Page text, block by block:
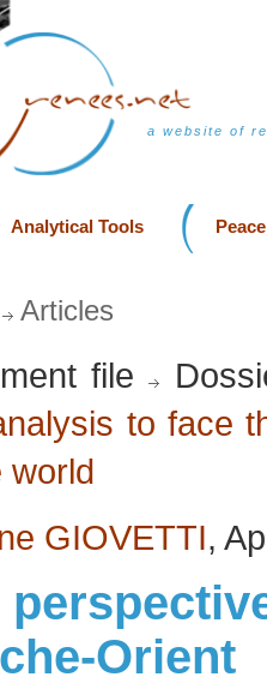
a website of
Analytical Tools
Articles
file
to face
world
GIOVETTI,
Orient